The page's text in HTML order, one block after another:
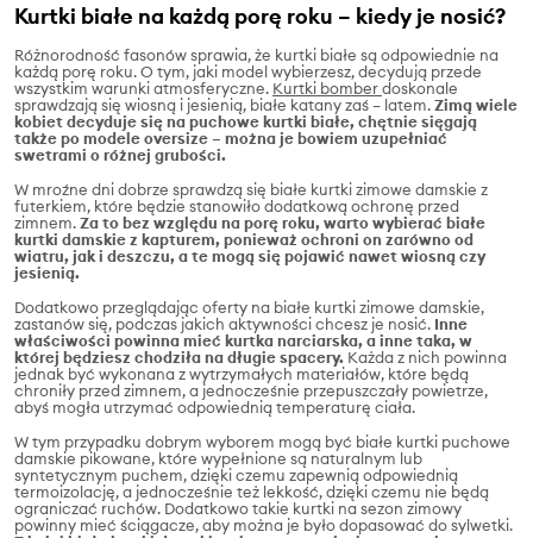
Kurtki białe na każdą porę roku – kiedy je nosić?
Różnorodność fasonów sprawia, że kurtki białe są odpowiednie na
każdą porę roku. O tym, jaki model wybierzesz, decydują przede
wszystkim warunki atmosferyczne. Kurtki bomberdoskonale
sprawdzają się wiosną i jesienią, białe katany zaś – latem.Zimą wiele
kobiet decyduje się na puchowe kurtki białe, chętnie sięgają
także po modele oversize – można je bowiem uzupełniać
swetrami o różnej grubości.
W mroźne dni dobrze sprawdzą się białe kurtki zimowe damskie z
futerkiem, które będzie stanowiło dodatkową ochronę przed
zimnem.Za to bez względu na porę roku, warto wybierać białe
kurtki damskie z kapturem, ponieważ ochroni on zarówno od
wiatru, jak i deszczu, a te mogą się pojawić nawet wiosną czy
jesienią.
Dodatkowo przeglądając oferty na białe kurtki zimowe damskie,
zastanów się, podczas jakich aktywności chcesz je nosić. Inne
właściwości powinna mieć kurtka narciarska, a inne taka, w
której będziesz chodziła na długie spacery. Każda z nich powinna
jednak być wykonana z wytrzymałych materiałów, które będą
chroniły przed zimnem, a jednocześnie przepuszczały powietrze,
abyś mogła utrzymać odpowiednią temperaturę ciała.
W tym przypadku dobrym wyborem mogą być białe kurtki puchowe
damskie pikowane, które wypełnione są naturalnym lub
syntetycznym puchem, dzięki czemu zapewnią odpowiednią
termoizolację, a jednocześnie też lekkość, dzięki czemu nie będą
ograniczać ruchów. Dodatkowo takie kurtki na sezon zimowy
powinny mieć ściągacze, aby można je było dopasować do sylwetki.